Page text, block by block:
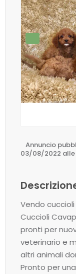
Annuncio
03/08/2022 alle
Vendo
Cuccioli
pronti per
veterinario e
altri animali
Pronto per